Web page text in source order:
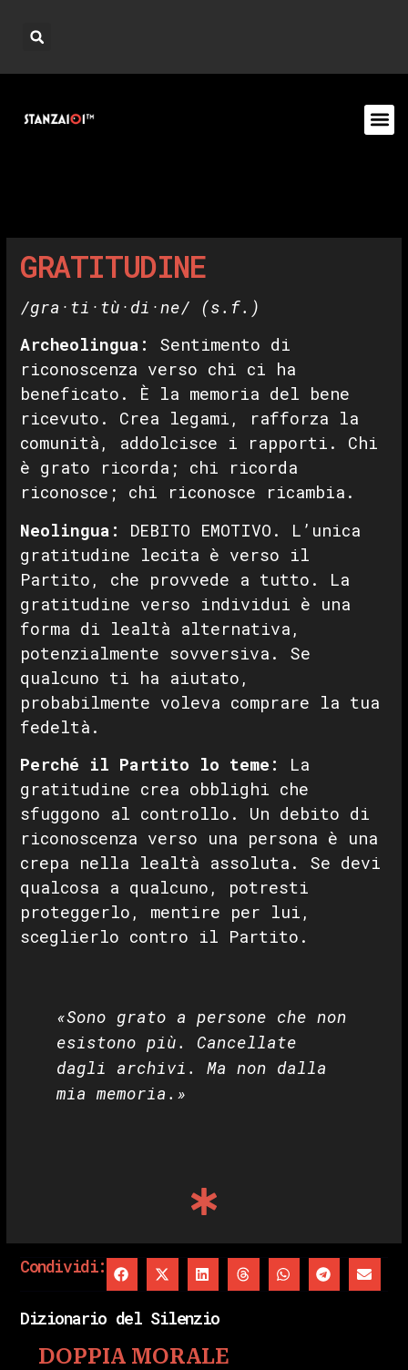
GRATITUDINE
/gra·ti·tù·di·ne/ (s.f.)
Archeolingua :
Sentimento di
riconoscenza verso chi ci ha
beneficato. È la memoria del bene
ricevuto. Crea legami, rafforza la
comunità, addolcisce i rapporti. Chi
è grato ricorda; chi ricorda
riconosce; chi riconosce ricambia.
Neolingua:
DEBITO EMOTIVO. L’unica
gratitudine lecita è verso il
Partito, che provvede a tutto. La
gratitudine verso individui è una
forma di lealtà alternativa,
potenzialmente sovversiva. Se
qualcuno ti ha aiutato,
probabilmente voleva comprare la tua
fedeltà.
Perché il Partito lo teme:
La
gratitudine crea obblighi che
sfuggono al controllo. Un debito di
riconoscenza verso una persona è una
crepa nella lealtà assoluta. Se devi
qualcosa a qualcuno, potresti
proteggerlo, mentire per lui,
sceglierlo contro il Partito.
«Sono grato a persone che non
esistono più. Cancellate
dagli archivi. Ma non dalla
mia memoria.»
Condividi:
Dizionario del Silenzio
DOPPIA MORALE